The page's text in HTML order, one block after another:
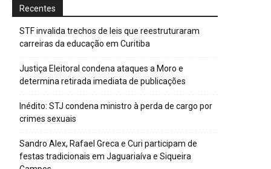
Recentes
STF invalida trechos de leis que reestruturaram
carreiras da educação em Curitiba
Justiça Eleitoral condena ataques a Moro e
determina retirada imediata de publicações
Inédito: STJ condena ministro à perda de cargo por
crimes sexuais
Sandro Alex, Rafael Greca e Curi participam de
festas tradicionais em Jaguariaíva e Siqueira